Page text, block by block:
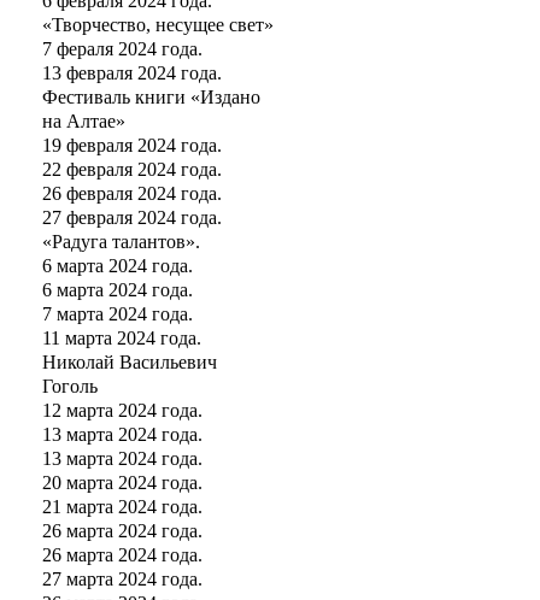
«Творчество, несущее свет»
7 фераля 2024 года.
13 февраля 2024 года.
Фестиваль книги «Издано
на Алтае»
19 февраля 2024 года.
22 февраля 2024 года.
26 февраля 2024 года.
27 февраля 2024 года.
«Радуга талантов».
6 марта 2024 года.
6 марта 2024 года.
7 марта 2024 года.
11 марта 2024 года.
Николай Васильевич
Гоголь
12 марта 2024 года.
13 марта 2024 года.
13 марта 2024 года.
20 марта 2024 года.
21 марта 2024 года.
26 марта 2024 года.
26 марта 2024 года.
27 марта 2024 года.